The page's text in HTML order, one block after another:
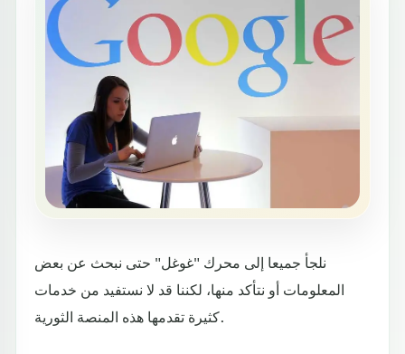
نلجأ جميعا إلى محرك "غوغل" حتى نبحث عن بعض
المعلومات أو نتأكد منها، لكننا قد لا نستفيد من خدمات
كثيرة تقدمها هذه المنصة الثورية.